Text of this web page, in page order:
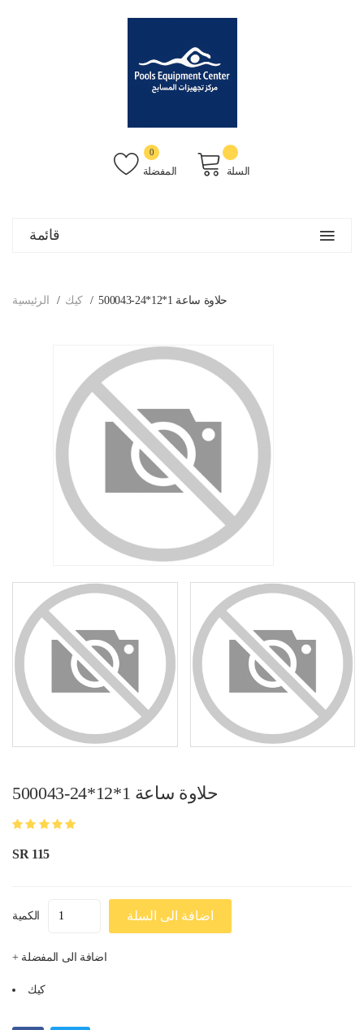
المفضلة
0
السلة
قائمة
الرئيسية كيك 500043-حلاوة ساعة 1*12*24
500043-حلاوة ساعة 1*12*24
SR 115
الكمية اضافة الى السلة
+ اضافة الى المفضلة
كيك